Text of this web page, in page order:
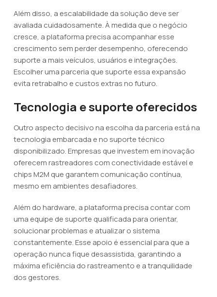
Além disso, a escalabilidade da solução deve ser
avaliada cuidadosamente. À medida que o negócio
cresce, a plataforma precisa acompanhar esse
crescimento sem perder desempenho, oferecendo
suporte a mais veículos, usuários e integrações.
Escolher uma parceria que suporte essa expansão
evita retrabalho e custos extras no futuro.
Tecnologia e suporte oferecidos
Outro aspecto decisivo na escolha da parceria está na
tecnologia embarcada e no suporte técnico
disponibilizado. Empresas que investem em inovação
oferecem rastreadores com conectividade estável e
chips M2M que garantem comunicação contínua,
mesmo em ambientes desafiadores.
Além do hardware, a plataforma precisa contar com
uma equipe de suporte qualificada para orientar,
solucionar problemas e atualizar o sistema
constantemente. Esse apoio é essencial para que a
operação nunca fique desassistida, garantindo a
máxima eficiência do rastreamento e a tranquilidade
dos gestores.